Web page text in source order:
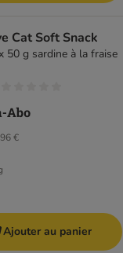
Cat Soft Snack
50 g sardine à la fraise
€
Ajouter au panier